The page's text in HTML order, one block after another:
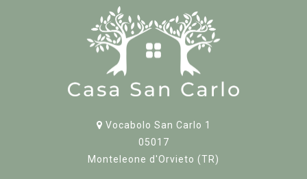
Vocabolo San Carlo 1
05017
Monteleone d'Orvieto (TR)